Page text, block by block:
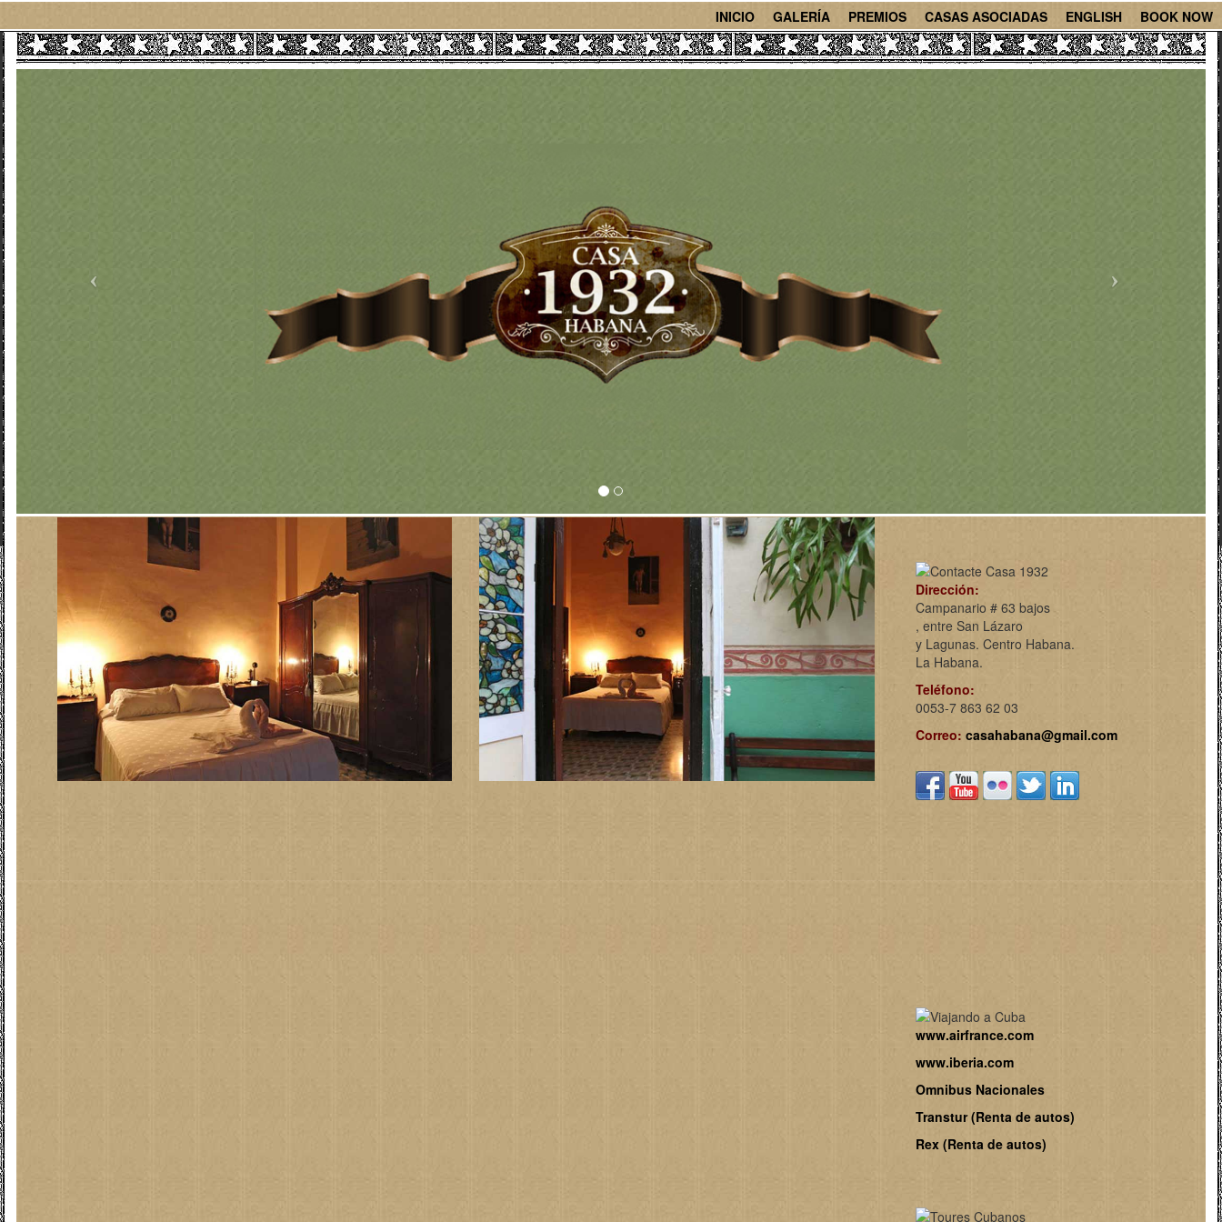
INICIO GALERÍA PREMIOS CASAS ASOCIADAS ENGLISH BOOK NOW
Dirección:
Campanario # 63 bajos
, entre San Lázaro
y Lagunas. Centro Habana.
La Habana.
Teléfono:
0053-7 863 62 03
Correo: casahabana@gmail.com
www.airfrance.com
www.iberia.com
Omnibus Nacionales
Transtur (Renta de autos)
Rex (Renta de autos)